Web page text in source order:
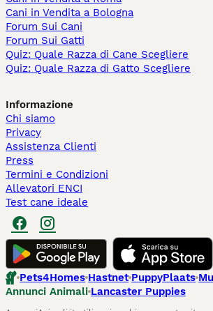
Cani in Vendita a Bologna
Forum Sui Cani
Forum Sui Gatti
Quiz: Quale Razza di Cane Scegliere
Quiz: Quale Razza di Gatto Scegliere
Informazione
Chi siamo
Privacy
Assistenza Clienti
Press
Termini e Condizioni
Allevatori ENCI
Test cane ideale
Pets4Homes Hastnet PuppyPlaats
Annunci Animali Lancaster Puppies